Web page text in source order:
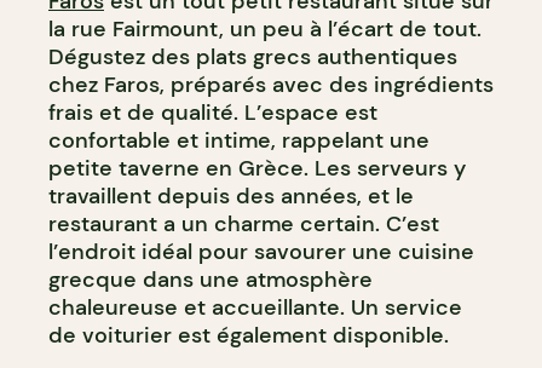
la rue Fairmount, un peu à l’écart de tout.
Dégustez des plats grecs authentiques
chez Faros, préparés avec des ingrédients
frais et de qualité. L’espace est
confortable et intime, rappelant une
petite taverne en Grèce. Les serveurs y
travaillent depuis des années, et le
restaurant a un charme certain. C’est
l’endroit idéal pour savourer une cuisine
grecque dans une atmosphère
chaleureuse et accueillante. Un service
de voiturier est également disponible.